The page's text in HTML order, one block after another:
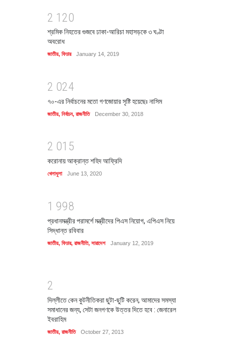
2 1 20
শ্রমিক নিহতের গুজবে ঢাকা-আরিচা মহাসড়কে ৩ ঘণ্টা
অবরোধ
জাতীয়, ফিচার January 14, 2019
2 024
৭০-এর নির্বাচনের মতো গণজোয়ার সৃষ্টি হয়েছেঃ নাসিম
জাতীয়, নির্বাচন, রাজনীতি December 30, 2018
2 01 5
করোনায় আক্রান্ত শহিদ আফ্রিদি
খেলাধুলা June 13, 2020
1 998
প্রধানমন্ত্রীর পরামর্শে মন্ত্রীদের পিএস নিয়োগ, এপিএস নিয়ে
সিদ্ধান্ত রবিবার
জাতীয়, ফিচার, রাজনীতি, সারাদেশ January 12, 2019
2
দিল্লীতে কেন কুটনীতিকরা ছুটা-ছুটি করেন, আমাদের সমস্যা
সমাধানের জন্য, সেটা জনগণকে উত্তর দিতে হবে : জেনারেল
ইবরাহিম
জাতীয়, রাজনীতি October 27, 2013